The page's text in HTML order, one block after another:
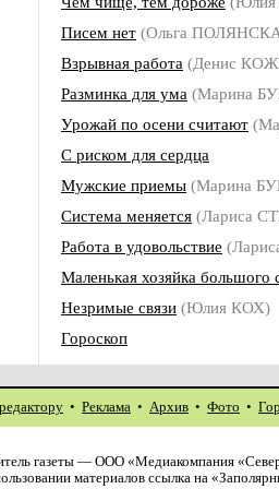
Писем нет (Ольга
Взрывная работа (Денис
Разминка для ума (Марина
Урожай по осени считают
С риском для сердца
Мужские приемы (Марина
Система меняется (Лариса
Работа в удовольствие
Маленькая хозяйка большого
Незримые связи (Юлия КОХ)
Гороскоп
• Реклама • Архив • Фото •
газеты — ООО «Медиакомпания
материалов ссылка на